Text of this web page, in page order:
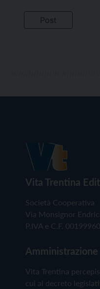
Vita Trentina
Società Cooperativa
Via Monsignor
P.IVA e C.F.
Vita Trentina
cui al decreto